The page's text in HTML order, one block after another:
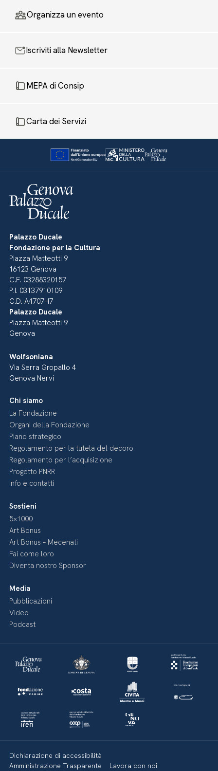
Organizza un evento
Iscriviti alla Newsletter
MEPA di Consip
Carta dei Servizi
Palazzo Ducale
Fondazione per la Cultura
Piazza Matteotti 9
16123 Genova
C.F. 03288320157
P.I. 03137910109
C.D. A4707H7
Palazzo Ducale
Piazza Matteotti 9
Genova
Wolfsoniana
Via Serra Gropallo 4
Genova Nervi
Chi siamo
La Fondazione
Organi della Fondazione
Piano strategico
Regolamento per la tutela del decoro
Regolamento per l’acquisizione
Progetto PNRR
Info e contatti
Sostieni
5×1000
Art Bonus
Art Bonus – Mecenati
Fai come loro
Diventa nostro Sponsor
Media
Pubblicazioni
Video
Podcast
Dichiarazione di accessibilità
Amministrazione Trasparente
Lavora con noi